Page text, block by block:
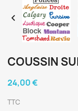

COUSSIN
24,00 €
TTC